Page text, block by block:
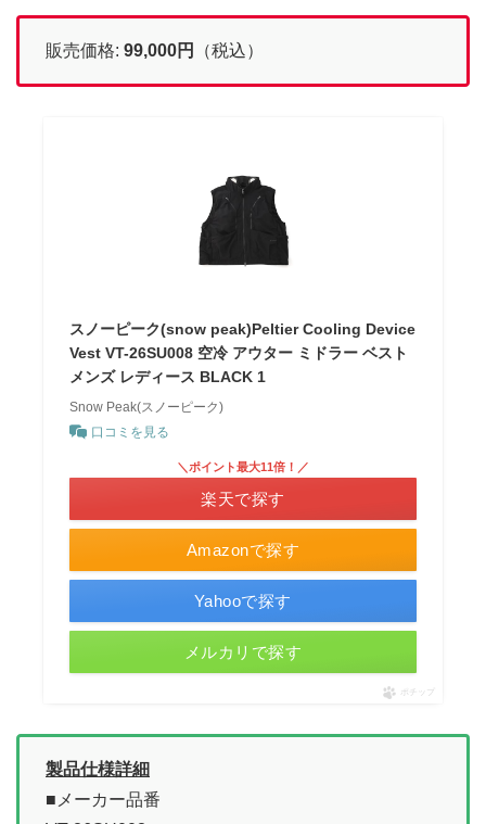
販売価格: 99,000円 （税込）
スノーピーク(snow peak)Peltier Cooling Device
Vest VT-26SU008 空冷 アウター ミドラー ベスト
メンズ レディース BLACK 1
Snow Peak(スノーピーク)
口コミを見る
Amazonで探す
＼ポイント最大11倍！／
楽天で探す
Yahooで探す
メルカリで探す
ポチップ
製品仕様詳細
■メーカー品番